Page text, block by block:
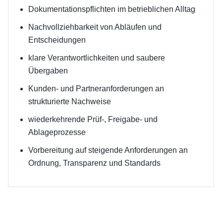
Dokumentationspflichten im betrieblichen Alltag
Nachvollziehbarkeit von Abläufen und
Entscheidungen
klare Verantwortlichkeiten und saubere
Übergaben
Kunden- und Partneranforderungen an
strukturierte Nachweise
wiederkehrende Prüf-, Freigabe- und
Ablageprozesse
Vorbereitung auf steigende Anforderungen an
Ordnung, Transparenz und Standards